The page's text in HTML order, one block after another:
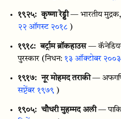
१९२५: कृष्णा रेड्डी — भारतीय
२२ ऑगस्ट २०१८ )
१९१८: बर्ट्राम ब्रॉकहाउस — कॅनेडियन
पुरस्कार (निधन:१३ ऑक्टोबर २००३
१९१७: नूर मोहमद तराकी —
सप्टेंबर १९७९)
१९०५: चौधरी मुहम्मद अली —